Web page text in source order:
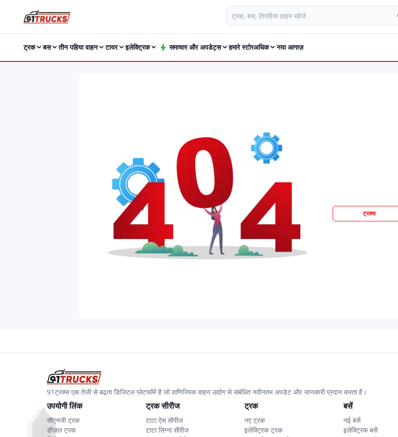
ट्रक बस तीन पहिया वाहन टायर इलेक्ट्रिक समाचार और अपडेट्स हमारे स्टोरअधिक नया आगाज़
ट्रक्स
91ट्रक्स एक तेजी से बढ़ता डिजिटल प्लेटफॉर्म है जो वाणिज्यिक वाहन उद्योग से संबंधित नवीनतम अपडेट और जानकारी प्रदान करता है।
उपयोगी लिंक
सीएनजी ट्रक
डीज़ल ट्रक
ट्रक सीरीज
टाटा ऐस सीरीज
टाटा सिग्ना सीरीज
ट्रक
नए ट्रक
इलेक्ट्रिक ट्रक
बसें
नई बसें
इलेक्ट्रिक बसें